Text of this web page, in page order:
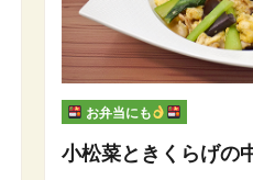
お弁当にも
小松菜ときくらげの